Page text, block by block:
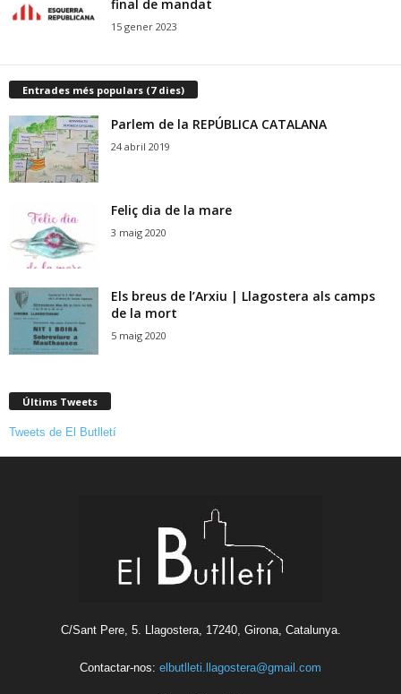
final de mandat
15 gener 2023
Entrades més populars (7 dies)
Parlem de la REPÚBLICA CATALANA
24 abril 2019
Feliç dia de la mare
3 maig 2020
Els breus de l’Arxiu | Llagostera als camps
de la mort
5 maig 2020
Últims Tweets
Tweets de El Butlletí
C/Sant Pere, 5. Llagostera, 17240, Girona, Catalunya.
Contactar-nos: elbutlleti.llagostera@gmail.com